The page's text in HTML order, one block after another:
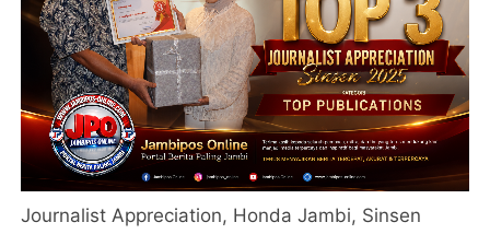
Journalist Appreciation, Honda Jambi, Sinsen